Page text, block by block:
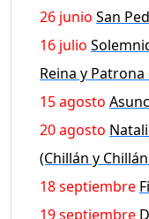
26 junio San
16 julio
Reina y Patrona
15 agosto
20 agosto
(Chillán y
18 septiembre
19 septiembre